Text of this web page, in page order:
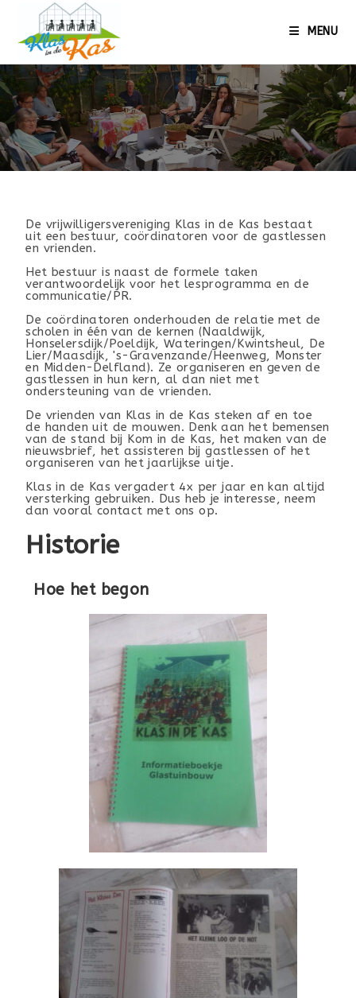
MENU
De vrijwilligersvereniging Klas in de Kas bestaat
uit een bestuur, coördinatoren voor de gastlessen
en vrienden.
Het bestuur is naast de formele taken
verantwoordelijk voor het lesprogramma en de
communicatie/PR.
De coördinatoren onderhouden de relatie met de
scholen in één van de kernen (Naaldwijk,
Honselersdijk/Poeldijk, Wateringen/Kwintsheul, De
Lier/Maasdijk, 's-Gravenzande/Heenweg, Monster
en Midden-Delfland). Ze organiseren en geven de
gastlessen in hun kern, al dan niet met
ondersteuning van de vrienden.
De vrienden van Klas in de Kas steken af en toe
de handen uit de mouwen. Denk aan het bemensen
van de stand bij Kom in de Kas, het maken van de
nieuwsbrief, het assisteren bij gastlessen of het
organiseren van het jaarlijkse uitje.
Klas in de Kas vergadert 4x per jaar en kan altijd
versterking gebruiken. Dus heb je interesse, neem
dan vooral contact met ons op.
Historie
Hoe het begon